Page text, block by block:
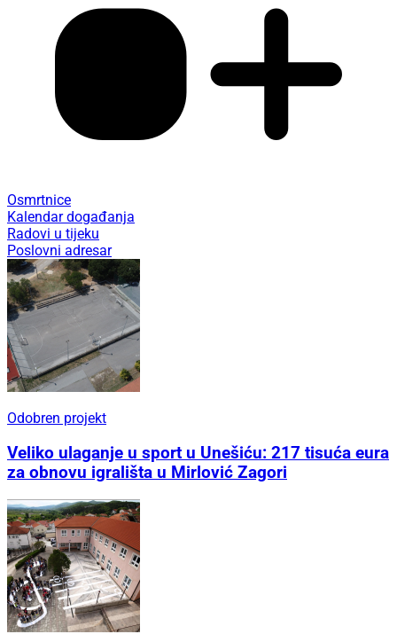
Osmrtnice
Kalendar događanja
Radovi u tijeku
Poslovni adresar
Odobren projekt
Veliko ulaganje u sport u Unešiću: 217 tisuća eura
za obnovu igrališta u Mirlović Zagori